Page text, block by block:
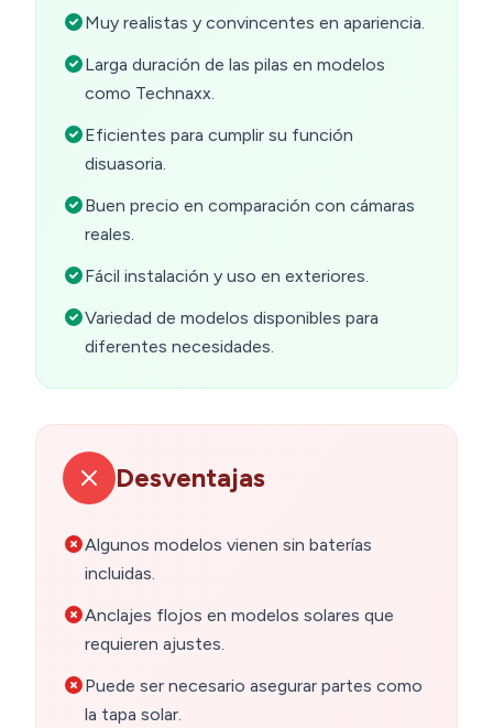
Muy realistas y convincentes en apariencia.
Larga duración de las pilas en modelos
como Technaxx.
Eficientes para cumplir su función
disuasoria.
Buen precio en comparación con cámaras
reales.
Fácil instalación y uso en exteriores.
Variedad de modelos disponibles para
diferentes necesidades.
Desventajas
Algunos modelos vienen sin baterías
incluidas.
Anclajes flojos en modelos solares que
requieren ajustes.
Puede ser necesario asegurar partes como
la tapa solar.